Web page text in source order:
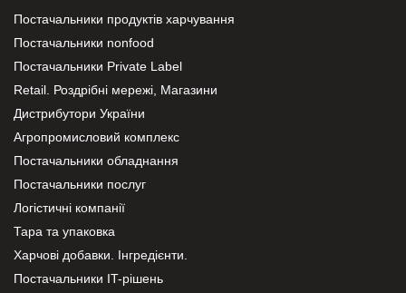
Постачальники продуктів харчування
Постачальники nonfood
Постачальники Private Label
Retail. Роздрібні мережі, Магазини
Дистрибутори України
Агропромисловий комплекс
Постачальники обладнання
Постачальники послуг
Логістичні компанії
Тара та упаковка
Харчові добавки. Інгредієнти.
Постачальники IT-рішень